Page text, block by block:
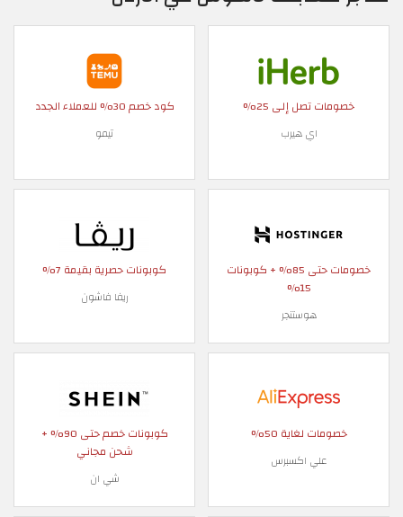
خصومات تصل إلى 25%
اي هيرب
كود خصم 30% للعملاء الجدد
تيمو
خصومات حتى 85% + كوبونات
15%
هوستنجر
كوبونات حصرية بقيمة 7%
ريفا فاشون
خصومات لغاية 50%
علي اكسبرس
كوبونات خصم حتى 90% +
شحن مجاني
شي ان